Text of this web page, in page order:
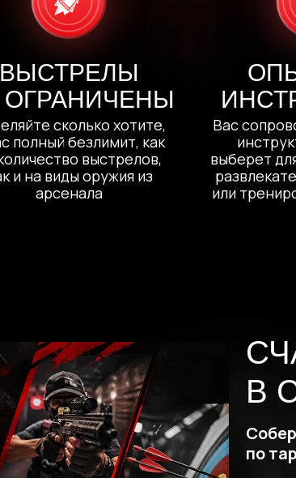
ВЫСТРЕЛЫ
ОГРАНИЧЕНЫ
сколько хотите,
полный безлимит, как
выстрелов,
и на виды оружия из
арсенала
Вас
выберет
или
В
по